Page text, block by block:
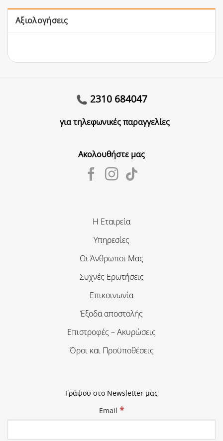
Αξιολογήσεις
2310 684047
για τηλεφωνικές παραγγελίες
Ακολουθήστε μας
Η Εταιρεία
Υπηρεσίες
Οι Άνθρωποι Μας
Συχνές Ερωτήσεις
Επικοινωνία
Έξοδα αποστολής
Επιστροφές – Ακυρώσεις
Όροι και Προϋποθέσεις
Γράψου στο Newsletter μας
Email *